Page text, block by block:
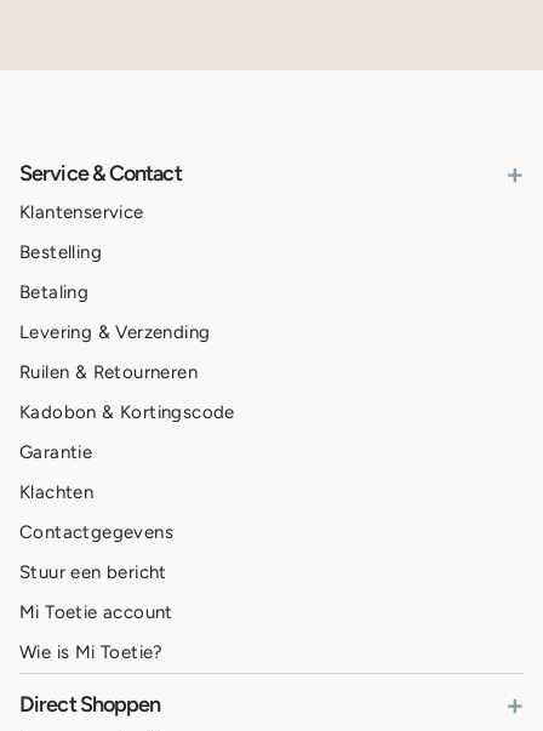
Service & Contact +
Klantenservice
Bestelling
Betaling
Levering & Verzending
Ruilen & Retourneren
Kadobon & Kortingscode
Garantie
Klachten
Contactgegevens
Stuur een bericht
Mi Toetie account
Wie is Mi Toetie?
Direct Shoppen +